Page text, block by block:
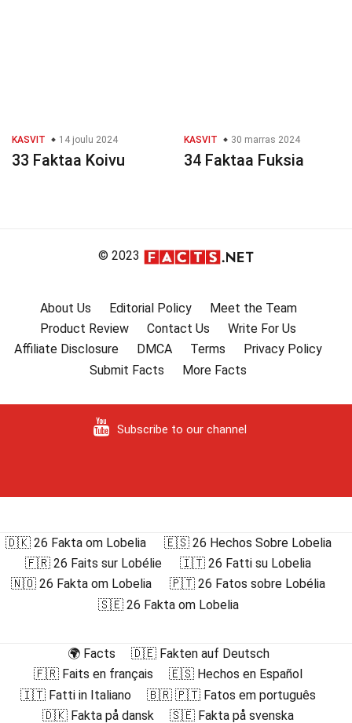
KASVIT 14 joulu 2024
33 Faktaa Koivu
KASVIT 30 marras 2024
34 Faktaa Fuksia
© 2023
About Us Editorial Policy
Meet the Team
Product Review
Contact Us
Write For Us
Affiliate Disclosure
DMCA Terms
Privacy Policy
Submit Facts
More Facts
Subscribe to our channel
🇩🇰 26 Fakta om Lobelia
🇪🇸 26 Hechos Sobre Lobelia
🇫🇷 26 Faits sur Lobélie
🇮🇹 26 Fatti su Lobelia
🇳🇴 26 Fakta om Lobelia
🇵🇹 26 Fatos sobre Lobélia
🇸🇪 26 Fakta om Lobelia
🌍 Facts
🇩🇪 Fakten auf Deutsch
🇫🇷 Faits en français
🇪🇸 Hechos en Español
🇮🇹 Fatti in Italiano
🇧🇷 🇵🇹 Fatos em português
🇩🇰 Fakta på dansk
🇸🇪 Fakta på svenska